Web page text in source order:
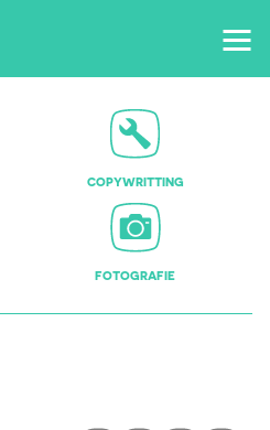
COPYWRITTING
FOTOGRAFIE